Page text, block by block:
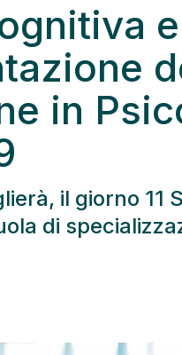
in
il giorno
di